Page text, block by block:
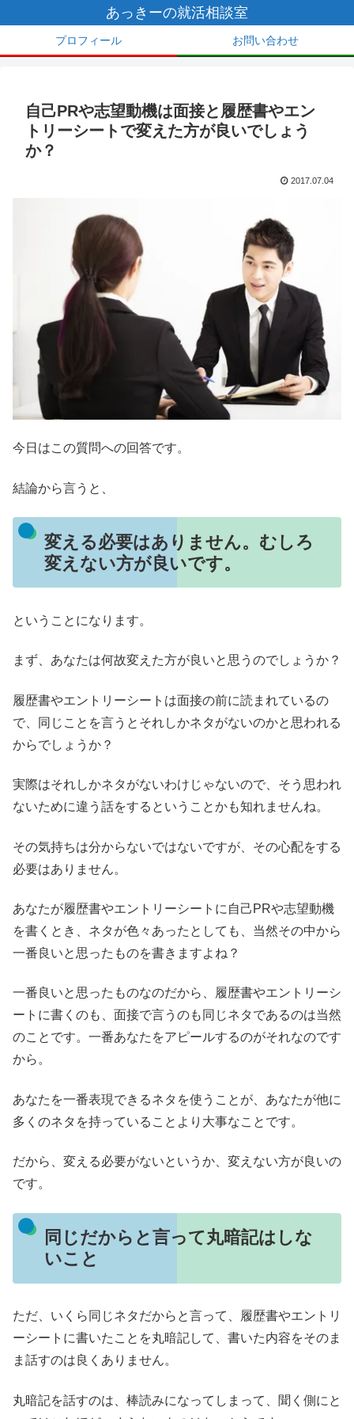
あっきーの就活相談室
プロフィール お問い合わせ
自己PRや志望動機は面接と履歴書やエン
トリーシートで変えた方が良いでしょう
か？
2017.07.04
今日はこの質問への回答です。
結論から言うと、
変える必要はありません。むしろ
変えない方が良いです。
ということになります。
まず、あなたは何故変えた方が良いと思うのでしょうか？
履歴書やエントリーシートは面接の前に読まれているの
で、同じことを言うとそれしかネタがないのかと思われる
からでしょうか？
実際はそれしかネタがないわけじゃないので、そう思われ
ないために違う話をするということかも知れませんね。
その気持ちは分からないではないですが、その心配をする
必要はありません。
あなたが履歴書やエントリーシートに自己PRや志望動機
を書くとき、ネタが色々あったとしても、当然その中から
一番良いと思ったものを書きますよね？
一番良いと思ったものなのだから、履歴書やエントリーシ
ートに書くのも、面接で言うのも同じネタであるのは当然
のことです。一番あなたをアピールするのがそれなのです
から。
あなたを一番表現できるネタを使うことが、あなたが他に
多くのネタを持っていることより大事なことです。
だから、変える必要がないというか、変えない方が良いの
です。
同じだからと言って丸暗記はしな
いこと
ただ、いくら同じネタだからと言って、履歴書やエントリ
ーシートに書いたことを丸暗記して、書いた内容をそのま
ま話すのは良くありません。
丸暗記を話すのは、棒読みになってしまって、聞く側にと